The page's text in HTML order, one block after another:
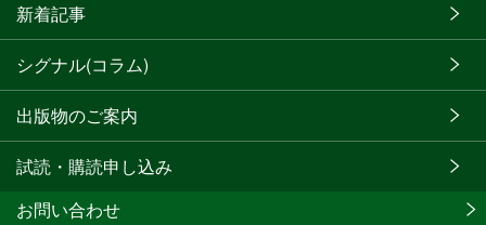
新着記事
シグナル(コラム)
出版物のご案内
試読・購読申し込み
お問い合わせ